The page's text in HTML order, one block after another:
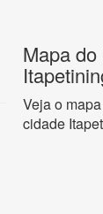
Mapa
Veja o
cidade